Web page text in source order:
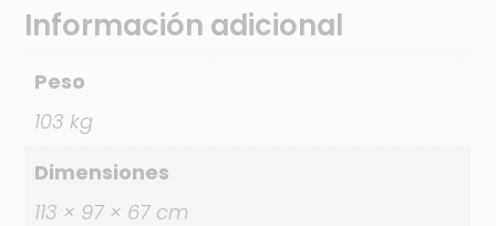
:Información adicional
Peso
103 kg
Dimensiones
113 × 97 × 67 cm